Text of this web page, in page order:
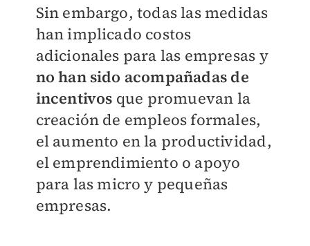
Sin embargo, todas las medidas
han implicado costos
adicionales para las empresas y
no han sido acompañadas de
incentivos que promuevan la
creación de empleos formales,
el aumento en la productividad,
el emprendimiento o apoyo
para las micro y pequeñas
empresas.